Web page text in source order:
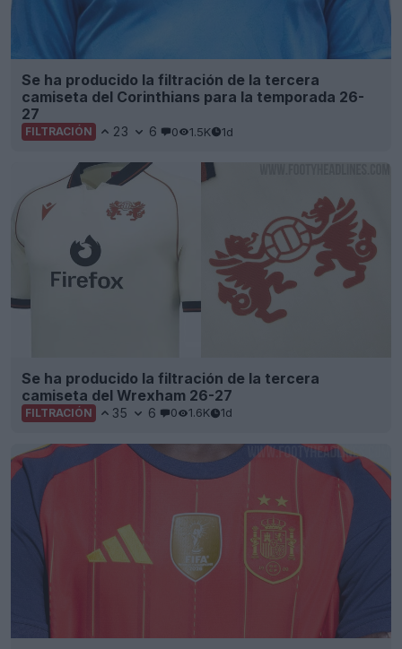
Se ha producido la filtración de la tercera
camiseta del Corinthians para la temporada 26-
27
FILTRACIÓN 23 6 0 1.5K 1d
Se ha producido la filtración de la tercera
camiseta del Wrexham 26-27
FILTRACIÓN 35 6 0 1.6K 1d